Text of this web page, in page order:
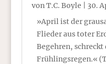
von T.C. Boyle 30.
»April ist der
Flieder aus toter
Begehren,
Frühlingsregen.«